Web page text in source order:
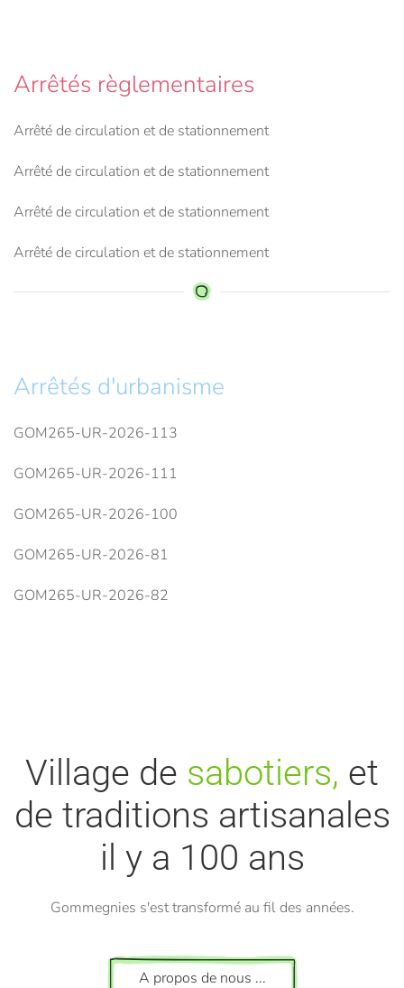
Arrêtés règlementaires
Arrêté de circulation et de stationnement
Arrêté de circulation et de stationnement
Arrêté de circulation et de stationnement
Arrêté de circulation et de stationnement
Arrêtés d'urbanisme
GOM265-UR-2026-113
GOM265-UR-2026-111
GOM265-UR-2026-100
GOM265-UR-2026-81
GOM265-UR-2026-82
Village de sabotiers, et
de traditions artisanales
il y a 100 ans
Gommegnies s'est transformé au fil des années.
A propos de nous ...